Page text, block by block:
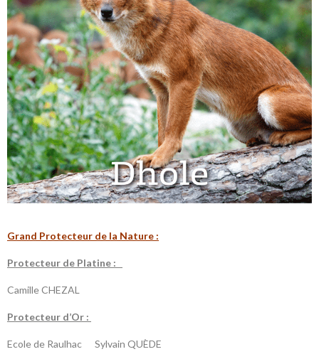
Grand Protecteur de la Nature :
Protecteur de Platine :
Camille CHEZAL
Protecteur d’Or :
Ecole de Raulhac Sylvain QUÈDE